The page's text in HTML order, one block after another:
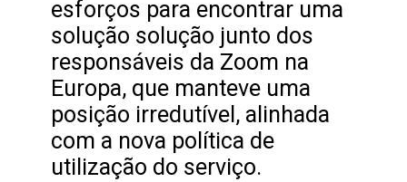
esforços para encontrar uma
solução solução junto dos
responsáveis da Zoom na
Europa, que manteve uma
posição irredutível, alinhada
com a nova política de
utilização do serviço.